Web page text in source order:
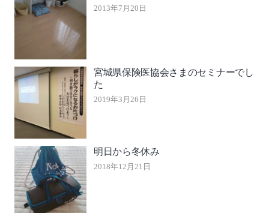
2013年7月20日
宮城県保険医協会さまのセミナーでし
た
2019年3月26日
明日から冬休み
2018年12月21日